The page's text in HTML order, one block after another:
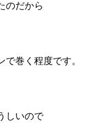
のだから
巻く程度です。
しいので